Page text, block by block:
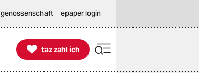
genossenschaft epaper login

taz zahl ich
taz zahl ich